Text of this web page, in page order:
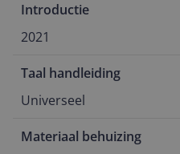
Introductie
2021
Taal handleiding
Universeel
Materiaal behuizing